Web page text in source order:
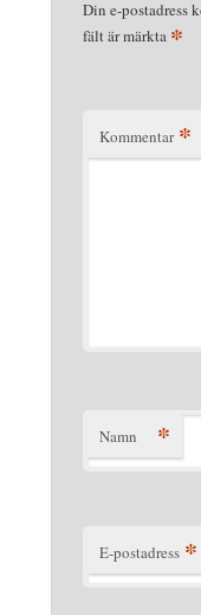
Din e-postadress
fält är märkta *
Kommentar *
Namn *
E-postadress *